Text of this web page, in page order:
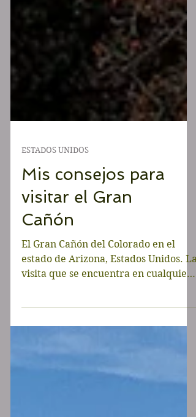
ESTADOS UNIDOS
Mis consejos para
visitar el Gran
Cañón
El Gran Cañón del Colorado en el
estado de Arizona, Estados Unidos. La
lista de deseos de los...